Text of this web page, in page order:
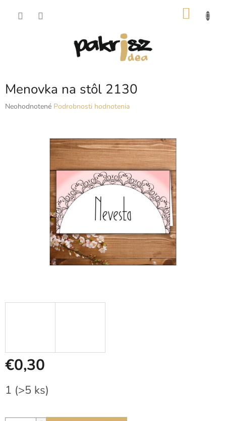
Menovka na stôl 2130
Priemerné
Neohodnotené Podrobnosti hodnotenia
€0,30
cena:
1 (>5 ks)